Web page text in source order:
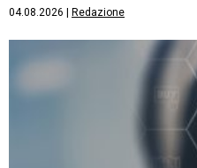
04.08.2026 Redazione